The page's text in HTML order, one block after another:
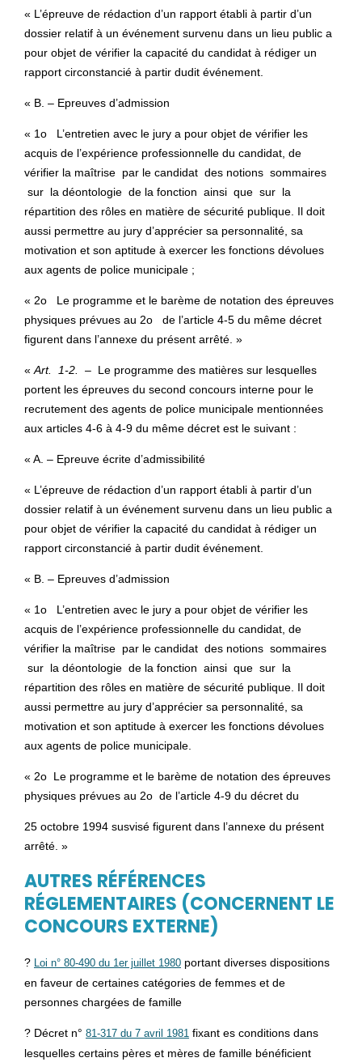
« L’épreuve de rédaction d’un rapport établi à partir d’un
dossier relatif à un événement survenu dans un lieu public a
pour objet de vérifier la capacité du candidat à rédiger un
rapport circonstancié à partir dudit événement.
« B. – Epreuves d’admission
« 1o L’entretien avec le jury a pour objet de vérifier les
acquis de l’expérience professionnelle du candidat, de
vérifier la maîtrise par le candidat des notions sommaires
sur la déontologie de la fonction ainsi que sur la
répartition des rôles en matière de sécurité publique. Il doit
aussi permettre au jury d’apprécier sa personnalité, sa
motivation et son aptitude à exercer les fonctions dévolues
aux agents de police municipale ;
« 2o Le programme et le barème de notation des épreuves
physiques prévues au 2o de l’article 4-5 du même décret
figurent dans l’annexe du présent arrêté. »
« Art. 1-2. – Le programme des matières sur lesquelles
portent les épreuves du second concours interne pour le
recrutement des agents de police municipale mentionnées
aux articles 4-6 à 4-9 du même décret est le suivant :
« A. – Epreuve écrite d’admissibilité
« L’épreuve de rédaction d’un rapport établi à partir d’un
dossier relatif à un événement survenu dans un lieu public a
pour objet de vérifier la capacité du candidat à rédiger un
rapport circonstancié à partir dudit événement.
« B. – Epreuves d’admission
« 1o L’entretien avec le jury a pour objet de vérifier les
acquis de l’expérience professionnelle du candidat, de
vérifier la maîtrise par le candidat des notions sommaires
sur la déontologie de la fonction ainsi que sur la
répartition des rôles en matière de sécurité publique. Il doit
aussi permettre au jury d’apprécier sa personnalité, sa
motivation et son aptitude à exercer les fonctions dévolues
aux agents de police municipale.
« 2o Le programme et le barème de notation des épreuves
physiques prévues au 2o de l’article 4-9 du décret du
25 octobre 1994 susvisé figurent dans l’annexe du présent
arrêté. »
AUTRES RÉFÉRENCES
RÉGLEMENTAIRES (CONCERNENT LE
CONCOURS EXTERNE)
? Loi n° 80-490 du 1er juillet 1980 portant diverses dispositions
en faveur de certaines catégories de femmes et de
personnes chargées de famille
? Décret n° 81-317 du 7 avril 1981 fixant es conditions dans
lesquelles certains pères et mères de famille bénéficient